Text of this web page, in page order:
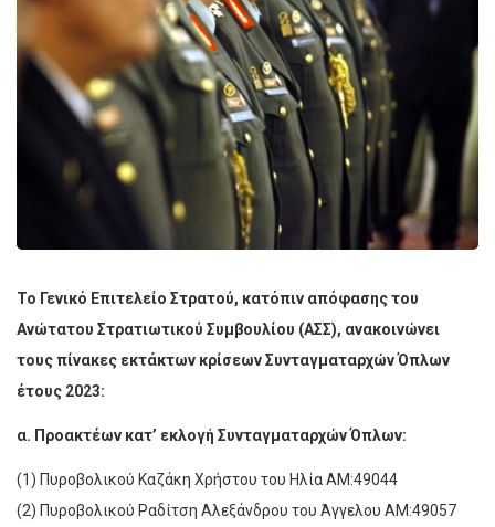
Το Γενικό Επιτελείο Στρατού, κατόπιν απόφασης του
Ανώτατου Στρατιωτικού Συμβουλίου (ΑΣΣ), ανακοινώνει
τους πίνακες εκτάκτων κρίσεων Συνταγματαρχών Όπλων
έτους 2023:
α. Προακτέων κατ’ εκλογή Συνταγματαρχών Όπλων:
(1) Πυροβολικού Καζάκη Χρήστου του Ηλία ΑΜ:49044
(2) Πυροβολικού Ραδίτση Αλεξάνδρου του Άγγελου ΑΜ:49057